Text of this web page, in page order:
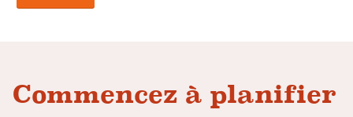
Commencez à planifier